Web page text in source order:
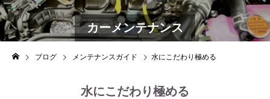
カーメンテナンス
ブログ メンテナンスガイド 水にこだわり極める
水にこだわり極める